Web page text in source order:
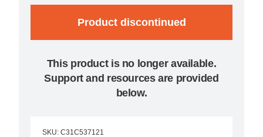
Product discontinued
This product is no longer available.
Support and resources are provided
below.
SKU: C31C537121